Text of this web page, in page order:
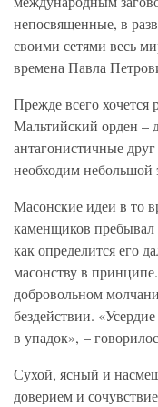
непосвященные, в
своими сетями весь
времена Павла
Прежде всего хочется
Мальтийский орден –
антагонистичные
необходим небольшой
Масонские идеи в то
каменщиков пребывал
как определится его
масонству в
добровольном
бездействии.
в упадок», –
Сухой, ясный и
доверием и